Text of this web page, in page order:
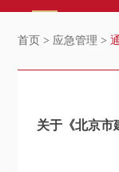
首页 > 应急管理 >
关于《北京市